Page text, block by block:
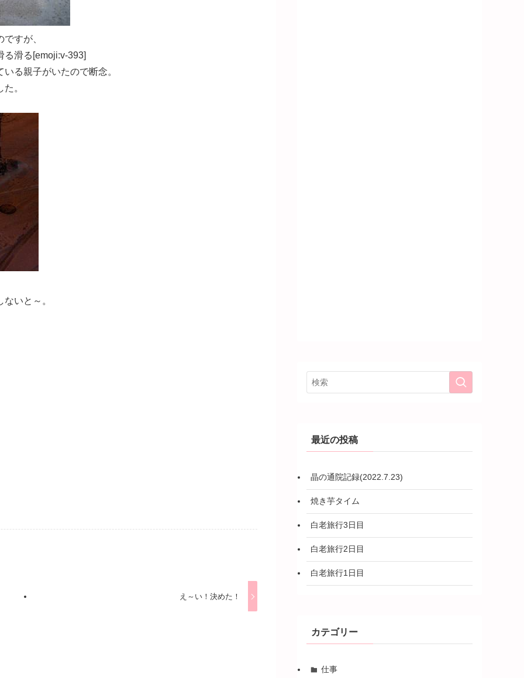
すが、
る滑る[emoji:v-393]
る親子がいたので断念。
。
いと～。
え～い！決めた！
最近の投稿
晶の通院記録(2022.7.23)
焼き芋タイム
白老旅行3日目
白老旅行2日目
白老旅行1日目
カテゴリー
仕事